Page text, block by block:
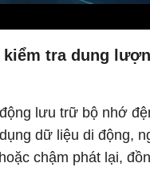
kiểm tra dung
lưu trữ bộ nhớ
dữ liệu di động,
chậm phát lại,